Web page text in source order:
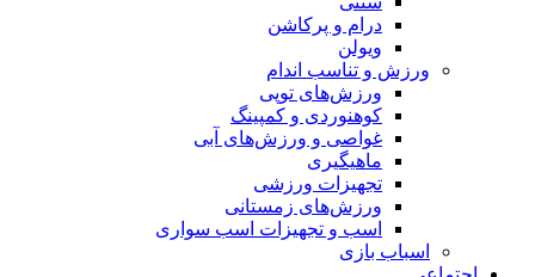
درام و پرکاشن
ویولن
ورزش و تناسب اندام
ورزش‌های توپی
کوهنوردی و کمپینگ
غواصی و ورزش‌های آبی
ماهیگیری
تجهیزات ورزشی
ورزش‌های زمستانی
اسب و تجهیزات اسب سواری
اسباب‌ بازی